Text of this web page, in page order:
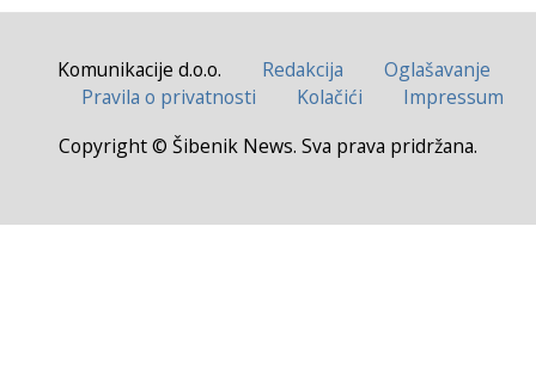
Komunikacije d.o.o. Redakcija
Oglašavanje
Pravila o privatnosti
Kolačići
Impressum
Copyright © Šibenik News. Sva prava pridržana.